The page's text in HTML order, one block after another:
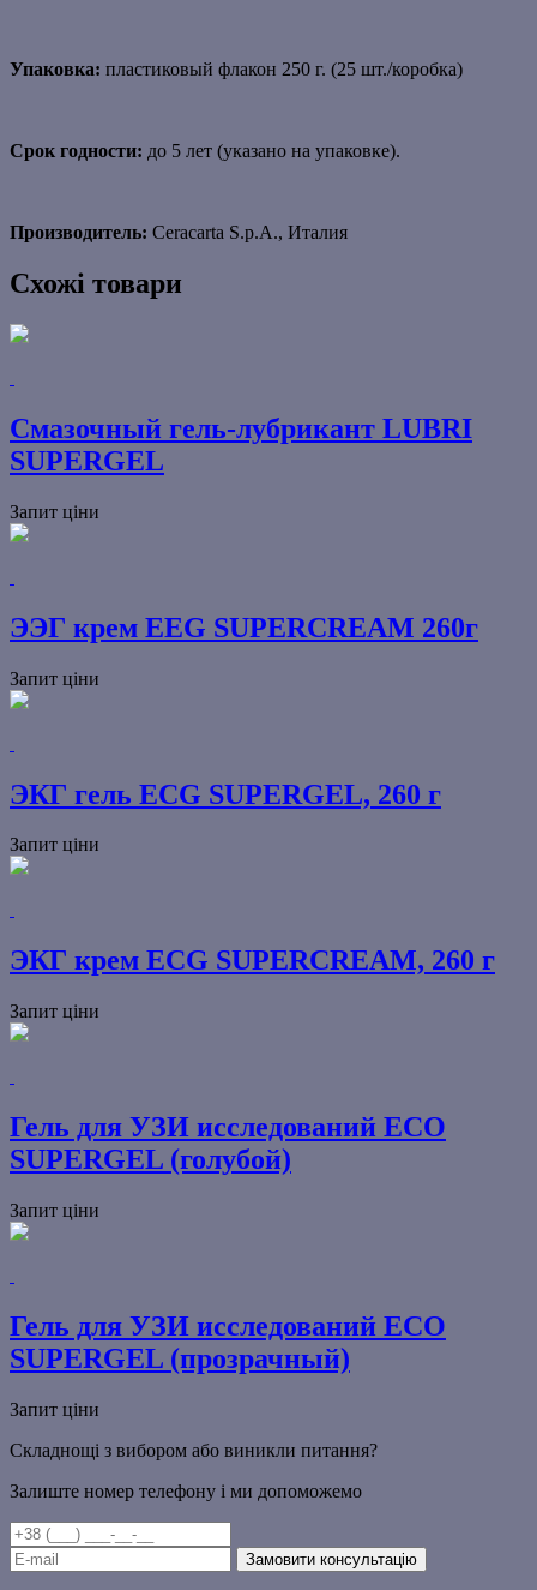
Упаковка: пластиковый флакон 250 г. (25 шт./коробка)
Срок годности: до 5 лет (указано на упаковке).
Производитель: Ceracarta S.p.A., Италия
Схожі товари
Смазочный гель-лубрикант LUBRI
SUPERGEL
Запит ціни
ЭЭГ крем EEG SUPERCREAM 260г
Запит ціни
ЭКГ гель ECG SUPERGEL, 260 г
Запит ціни
ЭКГ крем ECG SUPERCREAM, 260 г
Запит ціни
Гель для УЗИ исследований ECO
SUPERGEL (голубой)
Запит ціни
Гель для УЗИ исследований ECO
SUPERGEL (прозрачный)
Запит ціни
Складнощі з вибором або виникли питання?
Залиште номер телефону і ми допоможемо